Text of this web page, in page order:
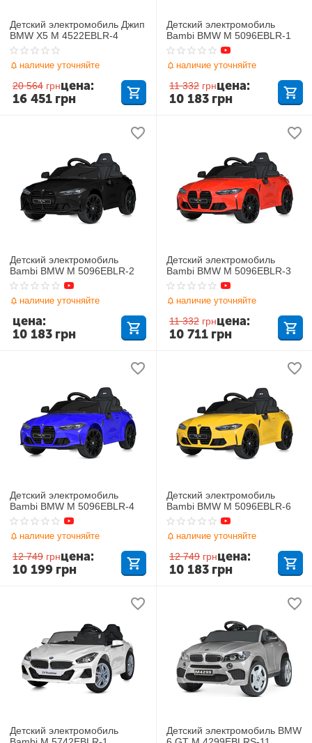
Детский электромобиль Джип
BMW X5 M 4522EBLR-4
наличие уточняйте
20 564 грн
16 451 грн
цена:
Детский электромобиль
Bambi BMW M 5096EBLR-1
наличие уточняйте
11 332 грн
10 183 грн
цена:
Детский электромобиль
Bambi BMW M 5096EBLR-2
наличие уточняйте
10 183 грн
цена:
Детский электромобиль
Bambi BMW M 5096EBLR-3
наличие уточняйте
11 332 грн
10 711 грн
цена:
Детский электромобиль
Bambi BMW M 5096EBLR-4
наличие уточняйте
12 749 грн
10 199 грн
цена:
Детский электромобиль
Bambi BMW M 5096EBLR-6
наличие уточняйте
12 749 грн
10 183 грн
цена:
Детский электромобиль
Детский электромобиль BMW